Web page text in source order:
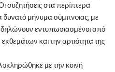
συζητήσεις στα περίπτερα
δυνατό μήνυμα σύμπνοιας, με
δηλώνουν εντυπωσιασμένοι από
και την αρτιότητα της
με την κοινή